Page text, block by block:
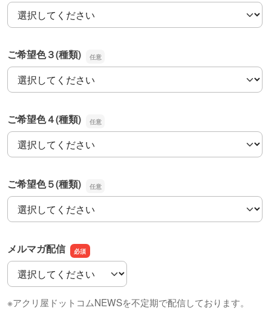
ご希望色２(種類)
ご希望色３(種類)
ご希望色３(種類)
ご希望色４(種類)
ご希望色４(種類)
ご希望色５(種類)
ご希望色５(種類)
メルマガ配信
メルマガ配信
※アクリ屋ドットコムNEWSを不定期で配信しております。